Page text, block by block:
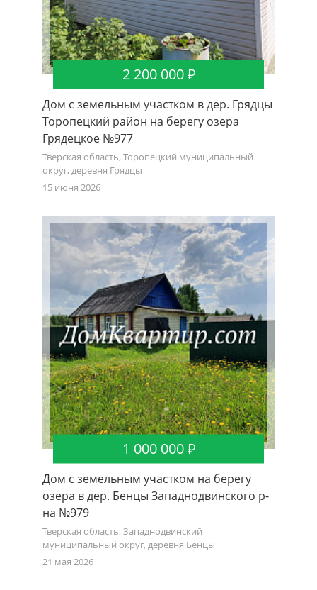
2 200 000
Дом с земельным участком в дер. Грядцы
Торопецкий район на берегу озера
Грядецкое №977
Тверская область, Торопецкий муниципальный
округ, деревня Грядцы
15 июня 2026
1 000 000
Дом с земельным участком на берегу
озера в дер. Бенцы Западнодвинского р-
на №979
Тверская область, Западнодвинский
муниципальный округ, деревня Бенцы
21 мая 2026